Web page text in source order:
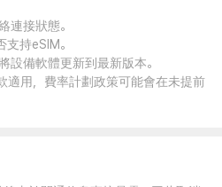
連接狀態。
持eSIM。
設備軟體更新到最新版本。
適用，費率計劃政策可能會在未提前